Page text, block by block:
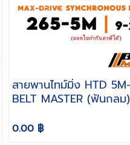
สายพานไทม์มิ่ง HTD 5M- 265
BELT MASTER (ฟันกลม)
0.00 ฿